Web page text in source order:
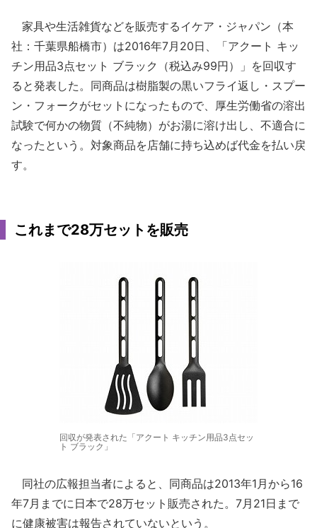
家具や生活雑貨などを販売するイケア・ジャパン（本
社：千葉県船橋市）は2016年7月20日、「アクート キッ
チン用品3点セット ブラック（税込み99円）」を回収す
ると発表した。同商品は樹脂製の黒いフライ返し・スプー
ン・フォークがセットになったもので、厚生労働省の溶出
試験で何かの物質（不純物）がお湯に溶け出し、不適合に
なったという。対象商品を店舗に持ち込めば代金を払い戻
す。
これまで28万セットを販売
回収が発表された「アクート キッチン用品3点セッ
ト ブラック」
同社の広報担当者によると、同商品は2013年1月から16
年7月までに日本で28万セット販売された。7月21日まで
に健康被害は報告されていないという。